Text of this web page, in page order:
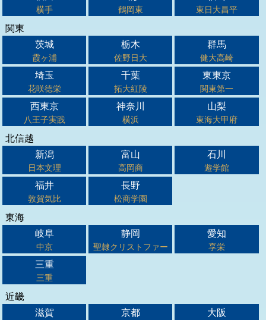
横手 鶴岡東 東日大昌平
関東
茨城
霞ヶ浦
栃木
佐野日大
群馬
健大高崎
埼玉
花咲徳栄
千葉
拓大紅陵
東東京
関東第一
西東京
八王子実践
神奈川
横浜
山梨
東海大甲府
北信越
新潟
日本文理
富山
高岡商
石川
遊学館
福井
敦賀気比
長野
松商学園
東海
岐阜
中京
静岡
聖隷クリストファー
愛知
享栄
三重
三重
近畿
滋賀
京都 大阪